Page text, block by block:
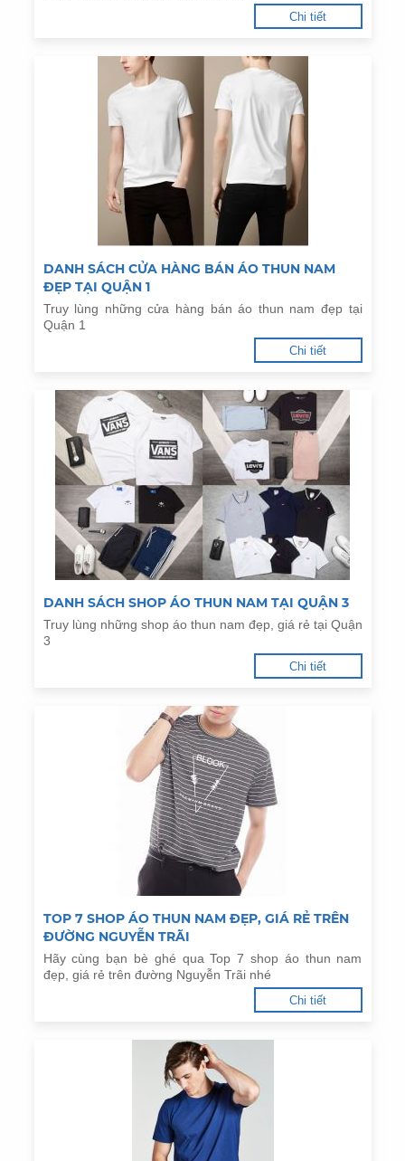
Chi tiết
DANH SÁCH CỬA HÀNG BÁN ÁO THUN NAM
ĐẸP TẠI QUẬN 1
Truy lùng những cửa hàng bán áo thun nam đẹp tại
Quận 1
Chi tiết
DANH SÁCH SHOP ÁO THUN NAM TẠI QUẬN 3
Truy lùng những shop áo thun nam đẹp, giá rẻ tại Quận
3
Chi tiết
TOP 7 SHOP ÁO THUN NAM ĐẸP, GIÁ RẺ TRÊN
ĐƯỜNG NGUYỄN TRÃI
Hãy cùng bạn bè ghé qua Top 7 shop áo thun nam
đẹp, giá rẻ trên đường Nguyễn Trãi nhé
Chi tiết